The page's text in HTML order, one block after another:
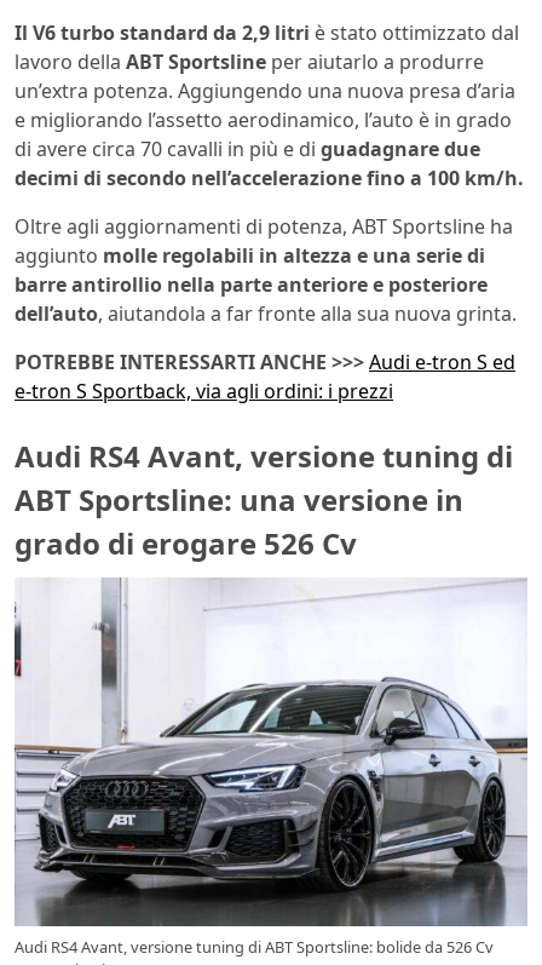
Il V6 turbo standard da 2,9 litri è stato ottimizzato dal
lavoro della ABT Sportsline per aiutarlo a produrre
un’extra potenza. Aggiungendo una nuova presa d’aria
e migliorando l’assetto aerodinamico, l’auto è in grado
di avere circa 70 cavalli in più e di guadagnare due
decimi di secondo nell’accelerazione fino a 100 km/h.
Oltre agli aggiornamenti di potenza, ABT Sportsline ha
aggiunto molle regolabili in altezza e una serie di
barre antirollio nella parte anteriore e posteriore
dell’auto, aiutandola a far fronte alla sua nuova grinta.
POTREBBE INTERESSARTI ANCHE >>>Audi e-tron S ed
e-tron S Sportback, via agli ordini: i prezzi
Audi RS4 Avant, versione tuning di
ABT Sportsline: una versione in
grado di erogare 526 Cv
Audi RS4 Avant, versione tuning di ABT Sportsline: bolide da 526 Cv